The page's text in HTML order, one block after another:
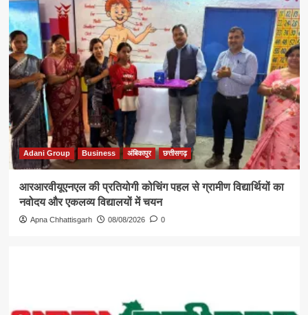
Adani Group Business अंबिकापुर छत्तीसगढ़
आरआरवीयूएनएल की प्रतियोगी कोचिंग पहल से ग्रामीण विद्यार्थियों का
नवोदय और एकलव्य विद्यालयों में चयन
Apna Chhattisgarh 08/08/2026 0